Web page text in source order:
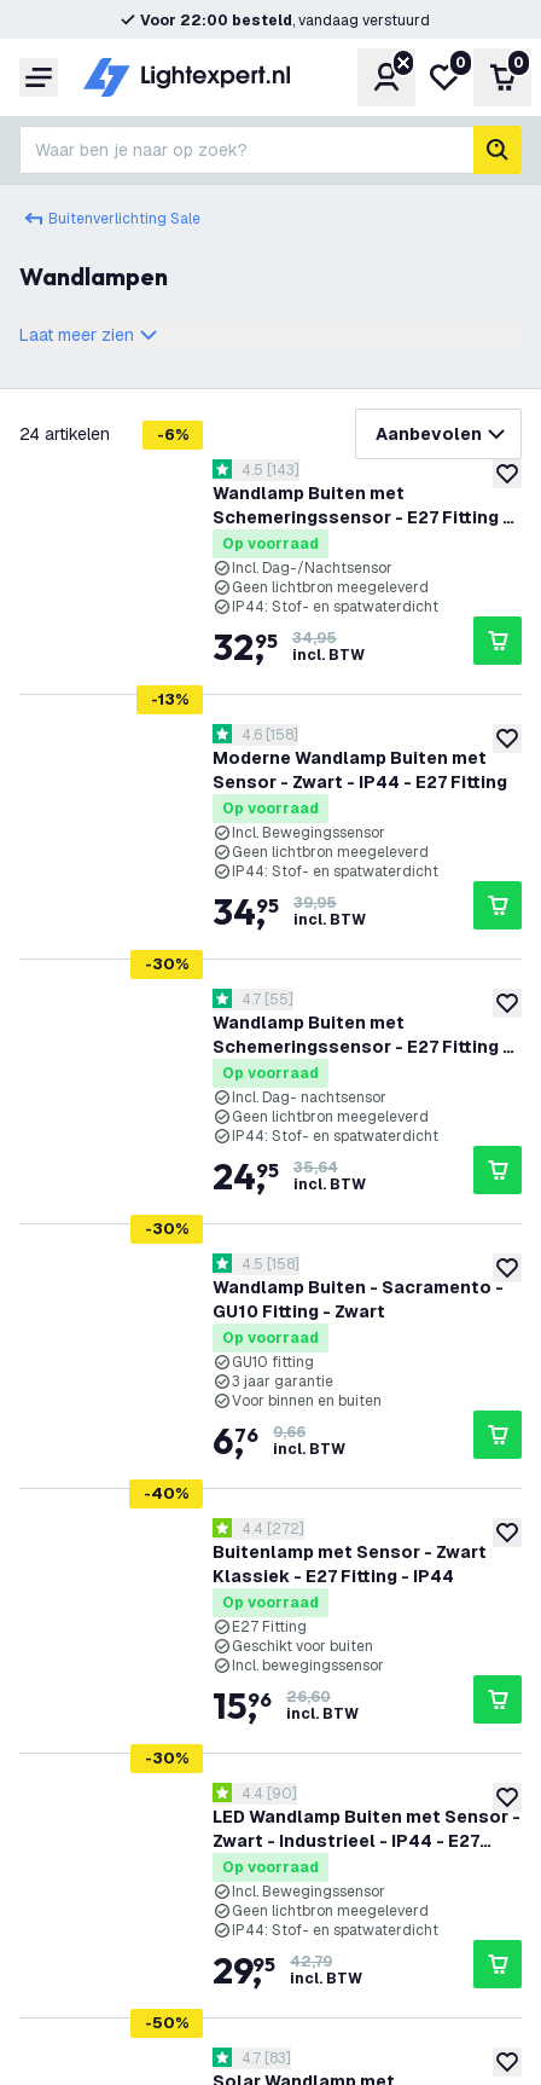
Voor 22:00 besteld, vandaag verstuurd
Menu Account
Mijn
0 0
Waar ben je naar op zoek?
Buitenverlichting Sale
Wandlampen
Laat meer zien
24 artikelen Aanbevolen
-6%
Wandlamp Buiten met
Schemeringssensor - E27 Fitting -
IP44 - Zwart
reviews drawer openen
4.5 score sterren
4.5 [143]
Op voorraad
Incl. Dag-/Nachtsensor
Geen lichtbron meegeleverd
IP44: Stof- en spatwaterdicht
32,
95
34,95
incl. BTW
-13%
Moderne Wandlamp Buiten met
Sensor - Zwart - IP44 - E27 Fitting
reviews drawer openen
4.6 score sterren
4.6 [158]
Op voorraad
Incl. Bewegingssensor
Geen lichtbron meegeleverd
IP44: Stof- en spatwaterdicht
34,
95
39,95
incl. BTW
-30%
Wandlamp Buiten met
Schemeringssensor - E27 Fitting -
IP44 - Zwart
reviews drawer openen
4.7 score sterren
4.7 [55]
Op voorraad
Incl. Dag- nachtsensor
Geen lichtbron meegeleverd
IP44: Stof- en spatwaterdicht
24,
95
35,64
incl. BTW
-30%
Wandlamp Buiten - Sacramento -
GU10 Fitting - Zwart
reviews drawer openen
4.5 score sterren
4.5 [158]
Op voorraad
GU10 fitting
3 jaar garantie
Voor binnen en buiten
6,
76
9,66
incl. BTW
-40%
Buitenlamp met Sensor - Zwart
Klassiek - E27 Fitting - IP44
reviews drawer openen
4.4 score sterren
4.4 [272]
Op voorraad
E27 Fitting
Geschikt voor buiten
Incl. bewegingssensor
15,
96
26,60
incl. BTW
-30%
LED Wandlamp Buiten met Sensor -
Zwart - Industrieel - IP44 - E27
Fitting
reviews drawer openen
4.4 score sterren
4.4 [90]
Op voorraad
Incl. Bewegingssensor
Geen lichtbron meegeleverd
IP44: Stof- en spatwaterdicht
29,
95
42,79
incl. BTW
-50%
reviews drawer openen
4.7 score sterren
4.7 [83]
filteren